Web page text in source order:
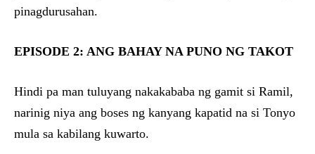
pinagdurusahan.
EPISODE 2: ANG BAHAY NA PUNO NG TAKOT
Hindi pa man tuluyang nakakababa ng gamit si Ramil,
narinig niya ang boses ng kanyang kapatid na si Tonyo
mula sa kabilang kuwarto.